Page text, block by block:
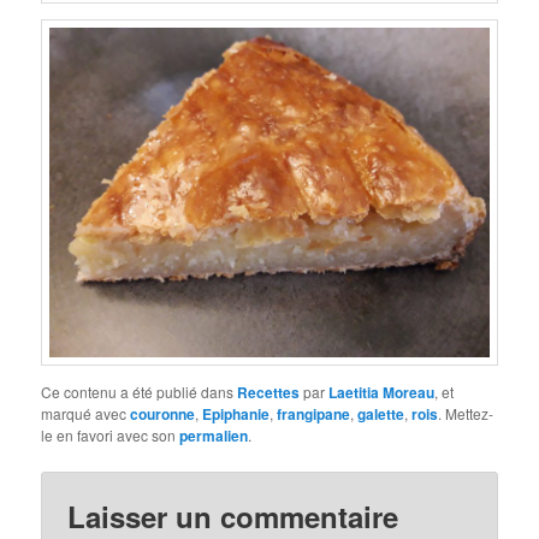
Ce contenu a été publié dans Recettespar Laetitia Moreau, et
marqué aveccouronne, Epiphanie,frangipane,galette,rois. Mettez-
le en favori avec sonpermalien.
Laisser un commentaire